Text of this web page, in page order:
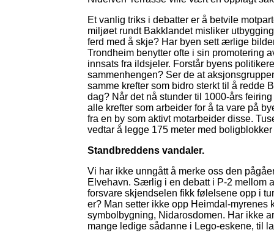
Et vanlig triks i debatter er å betvile
miljøet rundt Bakklandet misliker
ferd med å skje? Har byen sett ærlige
Trondheim benytter ofte i sin promotering
innsats fra ildsjeler. Forstår byens
sammenhengen? Ser de at
samme krefter som bidro sterkt til å redde
dag? Når det nå stunder til 1000-års
alle krefter som arbeider for å ta vare på
fra en by som aktivt motarbeider disse.
vedtar å legge 175 meter med
Standbreddens vandaler.
Vi har ikke unngått å merke oss den
Elvehavn. Særlig i en debatt i P-2 mellom
forsvare skjendselen fikk følelsene opp i
er? Man setter ikke opp Heimdal-myrenes
symbolbygning, Nidarosdomen. Har ikke
mange ledige sådanne i Lego-eskene, til